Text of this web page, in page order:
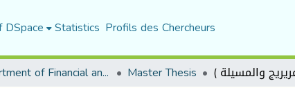
Statistics Profils des Chercheurs
Department of Financial and Accounting Sciences Master Thesis